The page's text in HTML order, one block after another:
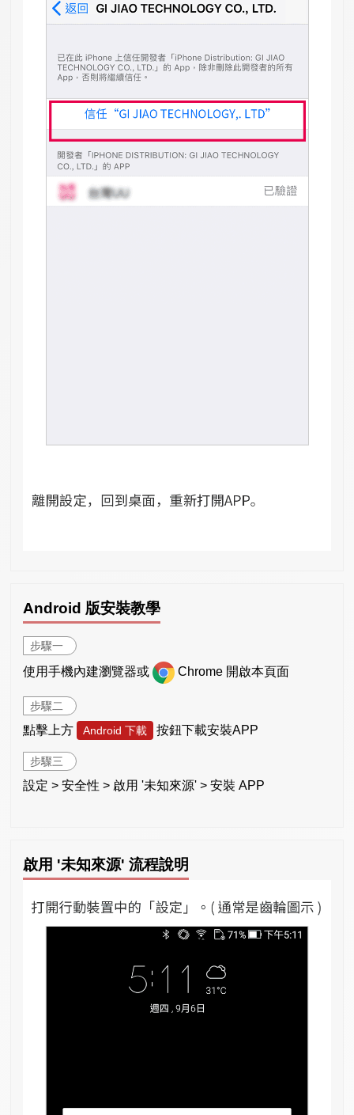
Android 版安裝教學
步驟一
使用手機內建瀏覽器或 Chrome 開啟本頁面
步驟二
點擊上方 Android 下載 按鈕下載安裝APP
步驟三
設定 > 安全性 > 啟用 '未知來源' > 安裝 APP
啟用 '未知來源' 流程說明